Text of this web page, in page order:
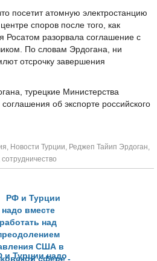
посетит атомную электростанцию
споров после того, как
Росатом разорвала соглашение с
По словам Эрдогана, ни
отсрочку завершения
турецкие Министерства
об экспорте российского
, Новости Турции, Реджеп Тайип Эрдоган,
сотрудничество
и Турции надо